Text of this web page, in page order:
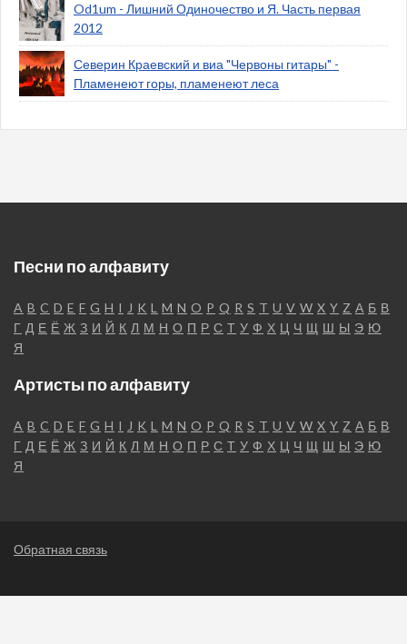
Od1um - Лишний Одиночество и Я. Часть первая
2012
Северин Краевский и виа "Червоны гитары" -
Пламенеют горы, пламенеют леса
Песни по алфавиту
A B C D E F G H I J K L M N O P Q R S T U V W X Y Z А Б В
Г Д Е Ё Ж З И Й К Л М Н О П Р С Т У Ф Х Ц Ч Щ Ш Ы Э Ю
Я
Артисты по алфавиту
A B C D E F G H I J K L M N O P Q R S T U V W X Y Z А Б В
Г Д Е Ё Ж З И Й К Л М Н О П Р С Т У Ф Х Ц Ч Щ Ш Ы Э Ю
Я
Обратная связь